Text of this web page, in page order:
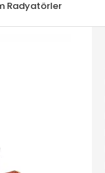
Radyatörler